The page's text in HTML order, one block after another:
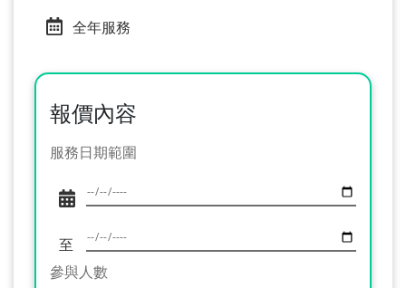
全年服務
報價內容
服務日期範圍
至
參與人數